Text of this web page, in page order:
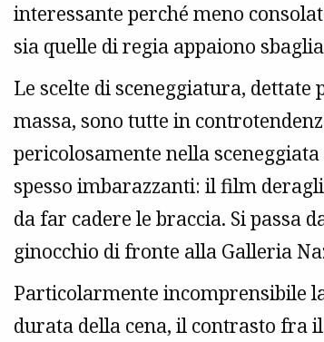
interessante perché meno
sia quelle di regia appaiono
Le scelte di sceneggiatura,
massa, sono tutte in
pericolosamente nella
spesso imbarazzanti: il film
da far cadere le braccia. Si passa
ginocchio di fronte alla Galleria
Particolarmente incomprensibile
durata della cena, il contrasto fra